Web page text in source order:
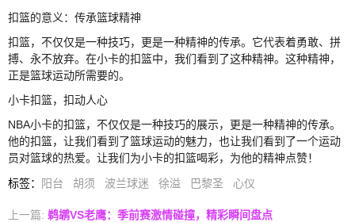
扣篮的意义：传承篮球精神
扣篮，不仅仅是一种技巧，更是一种精神的传承。它代表着勇敢、拼
搏、永不放弃。在小卡的扣篮中，我们看到了这种精神。这种精神，
正是篮球运动所需要的。
小卡扣篮，扣动人心
NBA小卡的扣篮，不仅仅是一种技巧的展示，更是一种精神的传承。
他的扣篮，让我们看到了篮球运动的魅力，也让我们看到了一个运动
员对篮球的热爱。让我们为小卡的扣篮喝彩，为他的精神点赞！
标签： 阳台 胡须 波兰球迷 徐溢 巴黎圣 心仪
上一篇: 鹈鹕VS老鹰：季前赛激情碰撞，精彩瞬间盘点